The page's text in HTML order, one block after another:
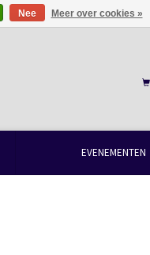
EVENEMENTEN
Nee Meer over cookies »